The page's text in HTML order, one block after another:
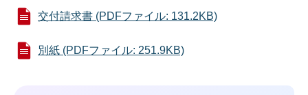
交付請求書 (PDFファイル: 131.2KB)
別紙 (PDFファイル: 251.9KB)